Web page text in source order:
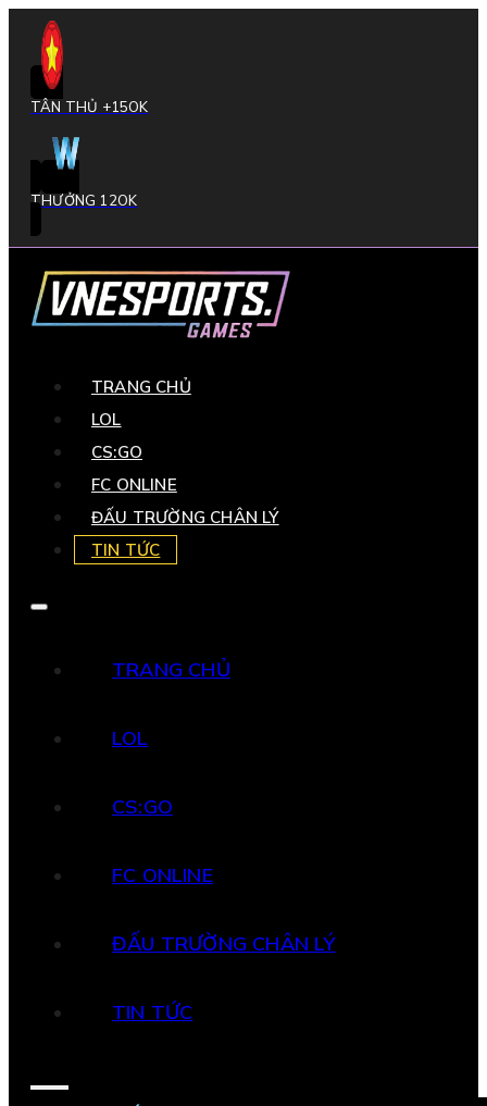
TÂN THỦ +15OK
THƯỞNG 12OK
TRANG CHỦ
LOL
CS:GO
FC ONLINE
ĐẤU TRƯỜNG CHÂN LÝ
TIN TỨC
TRANG CHỦ
LOL
CS:GO
FC ONLINE
ĐẤU TRƯỜNG CHÂN LÝ
TIN TỨC